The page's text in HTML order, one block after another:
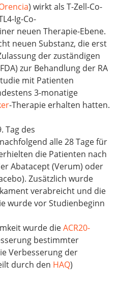
) wirkt als T-Zell-Co-
Ig-Co-
neuen Therapie-Ebene.
neuen Substanz, die erst
der zuständigen
zur Behandlung der RA
mit Patienten
3-monatige
-Therapie erhalten hatten.
Tag des
alle 28 Tage für
die Patienten nach
Abatacept (Verum) oder
Zusätzlich wurde
verabreicht und die
wurde vor Studienbeginn
wurde dieACR20-
bestimmter
Verbesserung der
durch den HAQ)